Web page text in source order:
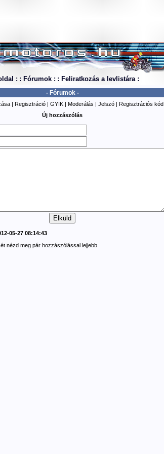
: : Fórumok : : Feliratkozás a levlistára :
- Fórumok -
| Regisztráció | GYIK | Moderálás | Jelszó | Regisztrációs kód
Új hozzászólás
05-27 08:14:43
nézd meg pár hozzászólással lejjebb